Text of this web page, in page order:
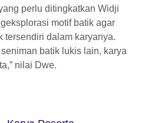
perlu ditingkatkan Widji
motif batik agar
tersendiri dalam karyanya.
batik lukis lain, karya
nilai Dwe.